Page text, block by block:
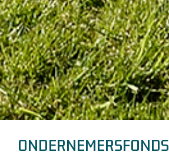
ONDERNEMERSFONDS